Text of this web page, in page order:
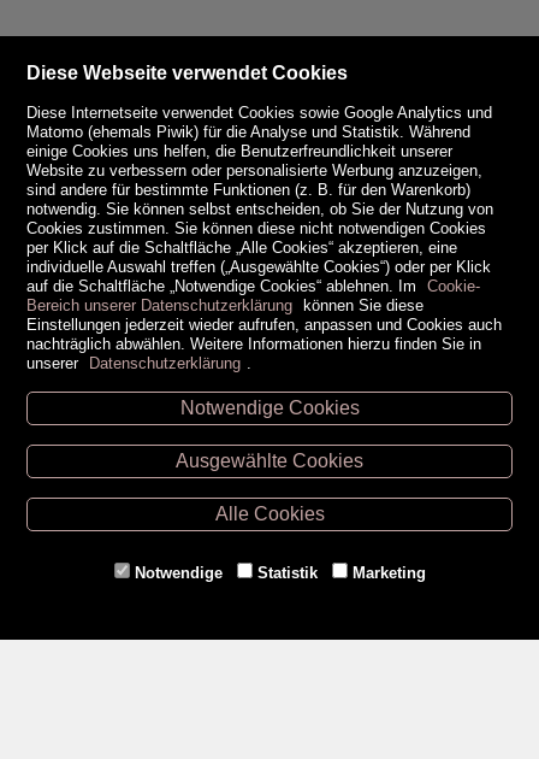
Unsere Öffnungszeiten
Retz -02942/20433
Hollabrunn -02952/30057
Eggenburg -02984/3836
Gmünd -
Diese Webseite verwendet Cookies
Diese Internetseite verwendet Cookies sowie Google Analytics und
Matomo (ehemals Piwik) für die Analyse und Statistik. Während
einige Cookies uns helfen, die Benutzerfreundlichkeit unserer
Website zu verbessern oder personalisierte Werbung anzuzeigen,
sind andere für bestimmte Funktionen (z. B. für den Warenkorb)
notwendig. Sie können selbst entscheiden, ob Sie der Nutzung von
Cookies zustimmen. Sie können diese nicht notwendigen Cookies
per Klick auf die Schaltfläche „Alle Cookies“ akzeptieren, eine
individuelle Auswahl treffen („Ausgewählte Cookies“) oder per Klick
auf die Schaltfläche „Notwendige Cookies“ ablehnen. Im
Cookie-
Bereich unserer Datenschutzerklärung können Sie diese
Einstellungen jederzeit wieder aufrufen, anpassen und Cookies auch
nachträglich abwählen. Weitere Informationen hierzu finden Sie in
unserer Datenschutzerklärung
Notwendige Cookies
Ausgewählte Cookies
Alle Cookies
Notwendige Statistik Marketing